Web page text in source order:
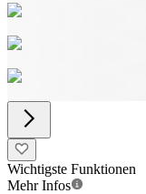
Wichtigste Funktionen
Mehr Infos